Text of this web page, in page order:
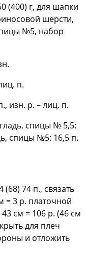
(400) г, для шапки
шерсти,
№5, набор
п.
изн. р. – лиц. п.
спицы № 5,5:
спицы №5: 16,5 п.
74 п., связать
= 3 р. платочной
см = 106 р. (46 см
для плеч
и отложить